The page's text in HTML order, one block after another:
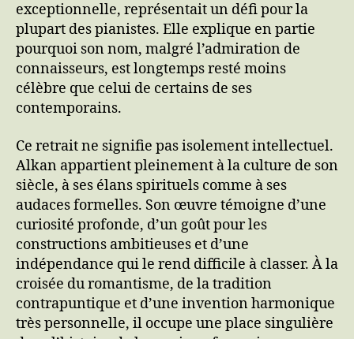
exceptionnelle, représentait un défi pour la
plupart des pianistes. Elle explique en partie
pourquoi son nom, malgré l’admiration de
connaisseurs, est longtemps resté moins
célèbre que celui de certains de ses
contemporains.
Ce retrait ne signifie pas isolement intellectuel.
Alkan appartient pleinement à la culture de son
siècle, à ses élans spirituels comme à ses
audaces formelles. Son œuvre témoigne d’une
curiosité profonde, d’un goût pour les
constructions ambitieuses et d’une
indépendance qui le rend difficile à classer. À la
croisée du romantisme, de la tradition
contrapuntique et d’une invention harmonique
très personnelle, il occupe une place singulière